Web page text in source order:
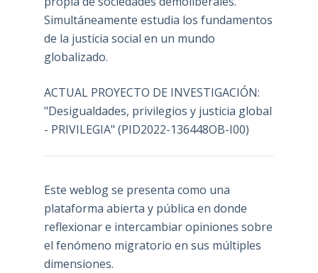
Simultáneamente estudia los fundamentos
de la justicia social en un mundo
globalizado.
ACTUAL PROYECTO DE INVESTIGACIÓN:
"Desigualdades, privilegios y justicia global
- PRIVILEGIA" (PID2022-136448OB-I00)
Este weblog se presenta como una
plataforma abierta y pública en donde
reflexionar e intercambiar opiniones sobre
el fenómeno migratorio en sus múltiples
dimensiones.